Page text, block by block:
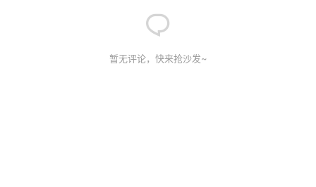
暂无评论，快来抢沙发~